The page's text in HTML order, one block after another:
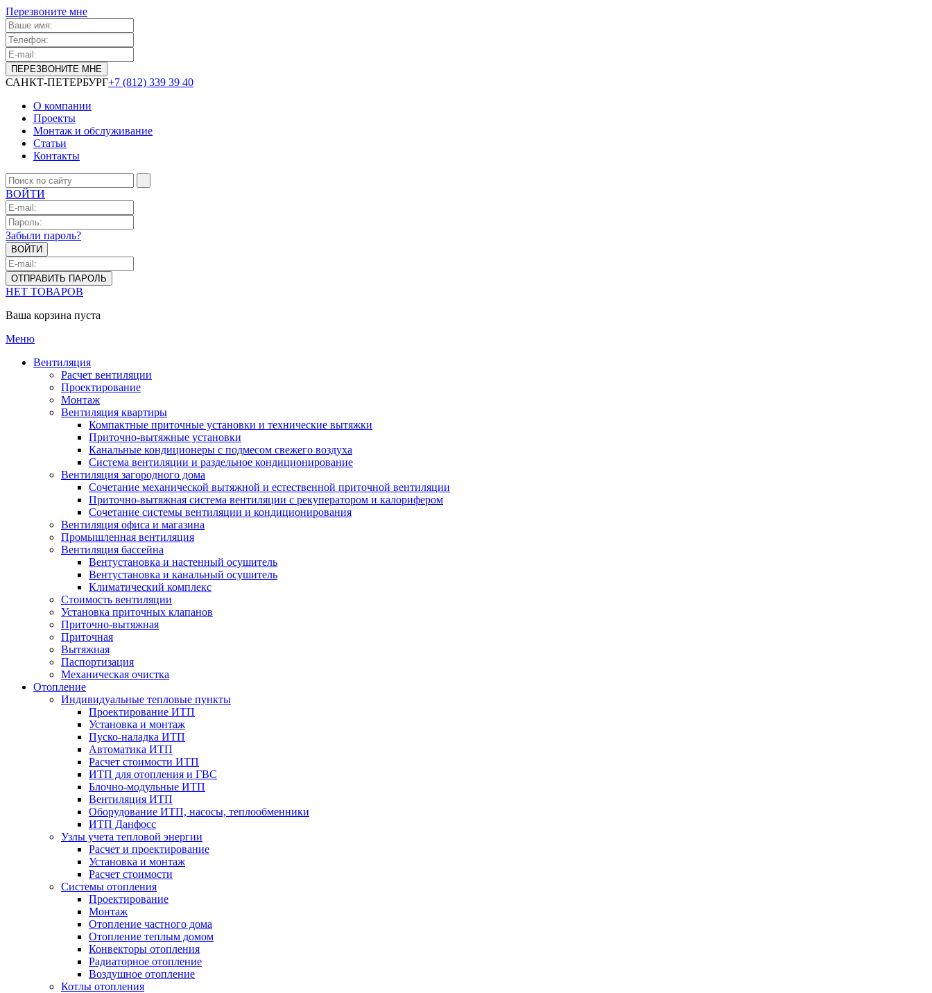
Перезвоните мне
САНКТ-ПЕТЕРБУРГ+7 (812) 339 39 40
О компании
Проекты
Монтаж и обслуживание
Статьи
Контакты
ВОЙТИ
Забыли пароль?
НЕТ ТОВАРОВ
Ваша корзина пуста
Меню
Вентиляция
Расчет вентиляции
Проектирование
Монтаж
Вентиляция квартиры
Компактные приточные установки и технические вытяжки
Приточно-вытяжные установки
Канальные кондиционеры с подмесом свежего воздуха
Cистема вентиляции и раздельное кондиционирование
Вентиляция загородного дома
Сочетание механической вытяжной и естественной приточной вентиляции
Приточно-вытяжная система вентиляции с рекуператором и калорифером
Сочетание системы вентиляции и кондиционирования
Вентиляция офиса и магазина
Промышленная вентиляция
Вентиляция бассейна
Вентустановка и настенный осушитель
Вентустановка и канальный осушитель
Климатический комплекс
Стоимость вентиляции
Установка приточных клапанов
Приточно-вытяжная
Приточная
Вытяжная
Паспортизация
Механическая очистка
Отопление
Индивидуальные тепловые пункты
Проектирование ИТП
Установка и монтаж
Пуско-наладка ИТП
Автоматика ИТП
Расчет стоимости ИТП
ИТП для отопления и ГВС
Блочно-модульные ИТП
Вентиляция ИТП
Оборудование ИТП, насосы, теплообменники
ИТП Данфосс
Узлы учета тепловой энергии
Расчет и проектирование
Установка и монтаж
Расчет стоимости
Системы отопления
Проектирование
Монтаж
Отопление частного дома
Отопление теплым домом
Конвекторы отопления
Радиаторное отопление
Воздушное отопление
Котлы отопления